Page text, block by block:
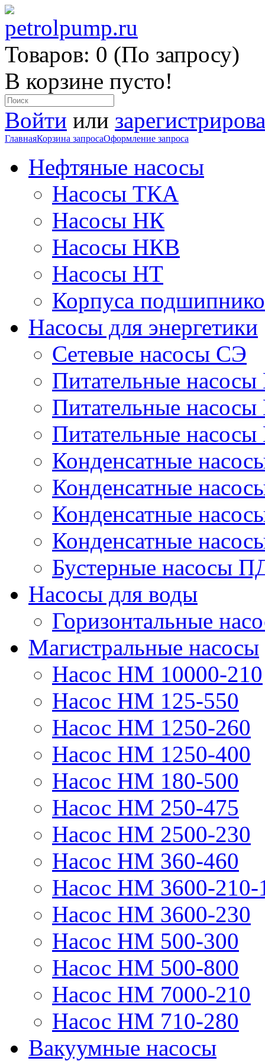
Товаров: 0 (По запросу)
В корзине пусто!
Войти или
ГлавнаяКорзина запросаОформление запроса
Нефтяные насосы
Насосы ТКА
Насосы НК
Насосы НКВ
Насосы НТ
Корпуса
Насосы для энергетики
Сетевые насосы СЭ
Питательные
Питательные
Питательные
Конденсатные
Конденсатные
Конденсатные
Конденсатные
Бустерные насосы
Насосы для воды
Горизонтальные
Магистральные насосы
Насос НМ 10000-210
Насос НМ 125-550
Насос НМ 1250-260
Насос НМ 1250-400
Насос НМ 180-500
Насос НМ 250-475
Насос НМ 2500-230
Насос НМ 360-460
Насос НМ 3600-210-
Насос НМ 3600-230
Насос НМ 500-300
Насос НМ 500-800
Насос НМ 7000-210
Насос НМ 710-280
Вакуумные насосы